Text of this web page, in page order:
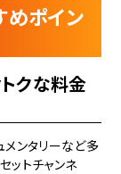
めポイン
クな料金
メンタリーなど多
ットチャンネ